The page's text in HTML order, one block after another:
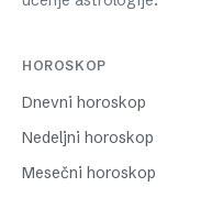
HOROSKOP
Dnevni horoskop
Nedeljni horoskop
Mesečni horoskop